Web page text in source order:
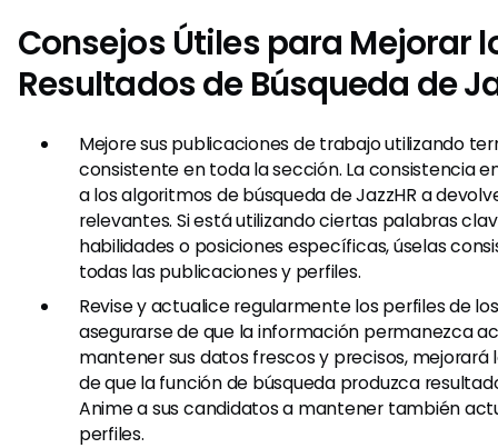
Consejos Útiles para Mejorar
Resultados de Búsqueda de
Mejore sus publicaciones de trabajo utilizando
consistente en toda la sección. La consistencia
a los algoritmos de búsqueda de JazzHR a
relevantes. Si está utilizando ciertas palabras
habilidades o posiciones específicas, úselas
todas las publicaciones y perfiles.
Revise y actualice regularmente los perfiles de
asegurarse de que la información permanezca
mantener sus datos frescos y precisos, mejorará
de que la función de búsqueda produzca
Anime a sus candidatos a mantener también
perfiles.